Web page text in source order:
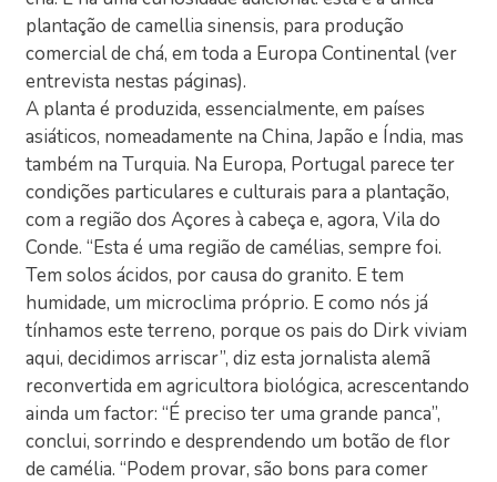
plantação de camellia sinensis, para produção
comercial de chá, em toda a Europa Continental (ver
entrevista nestas páginas).
A planta é produzida, essencialmente, em países
asiáticos, nomeadamente na China, Japão e Índia, mas
também na Turquia. Na Europa, Portugal parece ter
condições particulares e culturais para a plantação,
com a região dos Açores à cabeça e, agora, Vila do
Conde. “Esta é uma região de camélias, sempre foi.
Tem solos ácidos, por causa do granito. E tem
humidade, um microclima próprio. E como nós já
tínhamos este terreno, porque os pais do Dirk viviam
aqui, decidimos arriscar”, diz esta jornalista alemã
reconvertida em agricultora biológica, acrescentando
ainda um factor: “É preciso ter uma grande panca”,
conclui, sorrindo e desprendendo um botão de flor
de camélia. “Podem provar, são bons para comer